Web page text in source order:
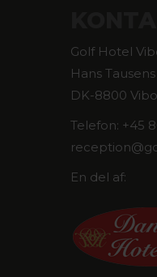
Golf Hotel
Hans
DK-8800
Telefon: +45
En del af: